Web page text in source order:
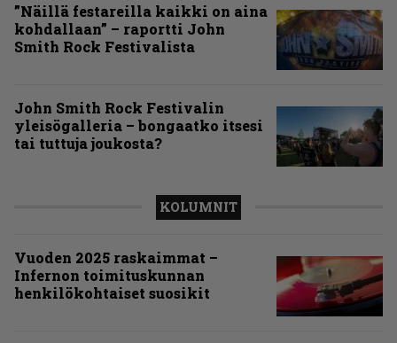
”Näillä festareilla kaikki on aina
kohdallaan” – raportti John
Smith Rock Festivalista
John Smith Rock Festivalin
yleisögalleria – bongaatko itsesi
tai tuttuja joukosta?
KOLUMNIT
Vuoden 2025 raskaimmat –
Infernon toimituskunnan
henkilökohtaiset suosikit